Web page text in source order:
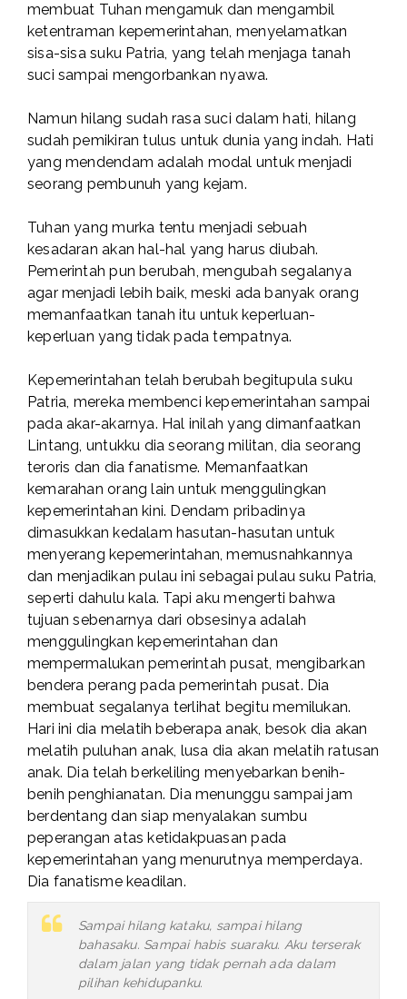
membuat Tuhan mengamuk dan mengambil
ketentraman kepemerintahan, menyelamatkan
sisa-sisa suku Patria, yang telah menjaga tanah
suci sampai mengorbankan nyawa.
Namun hilang sudah rasa suci dalam hati, hilang
sudah pemikiran tulus untuk dunia yang indah. Hati
yang mendendam adalah modal untuk menjadi
seorang pembunuh yang kejam.
Tuhan yang murka tentu menjadi sebuah
kesadaran akan hal-hal yang harus diubah.
Pemerintah pun berubah, mengubah segalanya
agar menjadi lebih baik, meski ada banyak orang
memanfaatkan tanah itu untuk keperluan-
keperluan yang tidak pada tempatnya.
Kepemerintahan telah berubah begitupula suku
Patria, mereka membenci kepemerintahan sampai
pada akar-akarnya. Hal inilah yang dimanfaatkan
Lintang, untukku dia seorang militan, dia seorang
teroris dan dia fanatisme. Memanfaatkan
kemarahan orang lain untuk menggulingkan
kepemerintahan kini. Dendam pribadinya
dimasukkan kedalam hasutan-hasutan untuk
menyerang kepemerintahan, memusnahkannya
dan menjadikan pulau ini sebagai pulau suku Patria,
seperti dahulu kala. Tapi aku mengerti bahwa
tujuan sebenarnya dari obsesinya adalah
menggulingkan kepemerintahan dan
mempermalukan pemerintah pusat, mengibarkan
bendera perang pada pemerintah pusat. Dia
membuat segalanya terlihat begitu memilukan.
Hari ini dia melatih beberapa anak, besok dia akan
melatih puluhan anak, lusa dia akan melatih ratusan
anak. Dia telah berkeliling menyebarkan benih-
benih penghianatan. Dia menunggu sampai jam
berdentang dan siap menyalakan sumbu
peperangan atas ketidakpuasan pada
kepemerintahan yang menurutnya memperdaya.
Dia fanatisme keadilan.
Sampai hilang kataku, sampai hilang
bahasaku. Sampai habis suaraku. Aku terserak
dalam jalan yang tidak pernah ada dalam
pilihan kehidupanku.